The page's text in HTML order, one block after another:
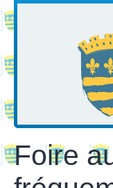
Foire